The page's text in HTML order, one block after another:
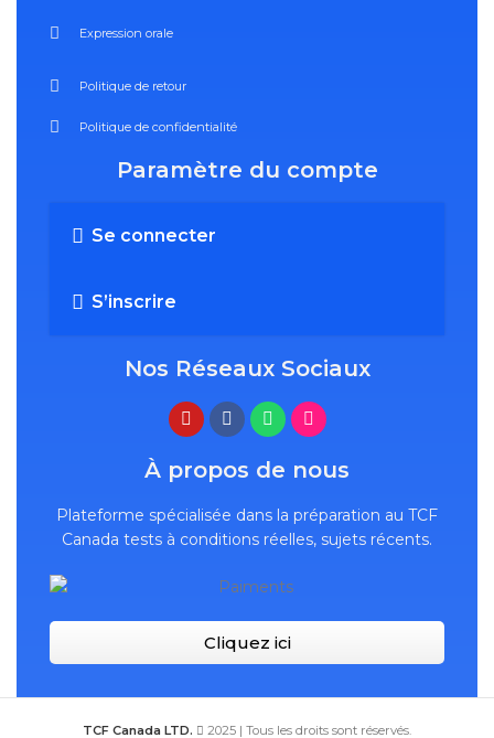
Expression orale
Politique de retour
Politique de confidentialité
Paramètre du compte
Se connecter
S’inscrire
Nos Réseaux Sociaux
À propos de nous
Plateforme spécialisée dans la préparation au TCF
Canada tests à conditions réelles, sujets récents.
Cliquez ici
TCF Canada LTD. 2025 | Tous les droits sont réservés.